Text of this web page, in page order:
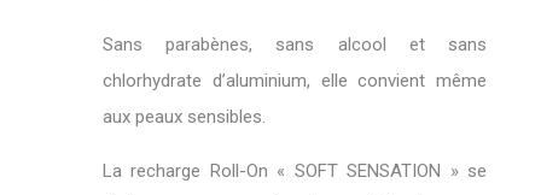
Sans parabènes, sans alcool et sans
chlorhydrate d’aluminium, elle convient même
aux peaux sensibles.
La recharge Roll-On « SOFT SENSATION » se